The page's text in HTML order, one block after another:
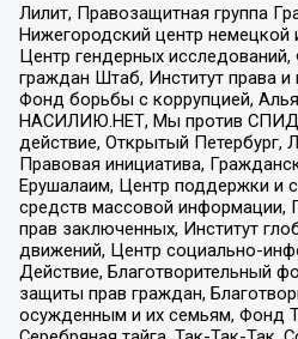
Лилит, Правозащитная группа
Нижегородский центр немецкой
Центр гендерных
граждан Штаб, Институт права и
Фонд борьбы с коррупцией,
НАСИЛИЮ.НЕТ, Мы против
действие, Открытый Петербург,
Правовая инициатива,
Ерушалаим, Центр поддержки и
средств массовой информации,
прав заключенных, Институт
движений, Центр социально-
Действие, Благотворительный
защиты прав граждан,
осужденным и их семьям, Фонд